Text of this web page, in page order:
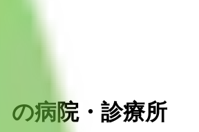
の病院・診療所